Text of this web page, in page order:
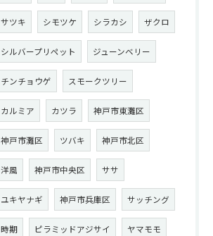
サツキ シモツケ シラカシ ザクロ
シルバープリペット ジューンベリー
チンチョウゲ スモークツリー
カルミア カツラ 神戸市東灘区
神戸市灘区 ツバキ 神戸市北区
洋風 神戸市中央区 ササ
ユキヤナギ 神戸市兵庫区 サッチング
時期 ピラミッドアジサイ ヤマモモ